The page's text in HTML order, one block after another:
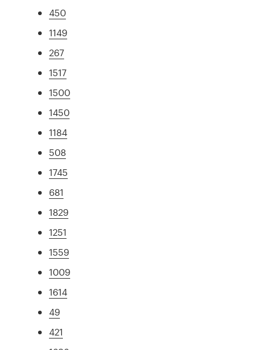
450
1149
267
1517
1500
1450
1184
508
1745
681
1829
1251
1559
1009
1614
49
421